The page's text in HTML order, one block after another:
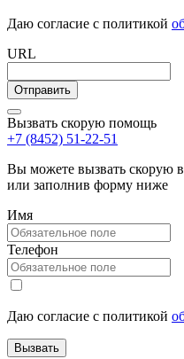
Даю согласие с политикой
URL
Вызвать скорую помощь
+7 (8452) 51-22-51
Вы можете вызвать скорую
или заполнив форму ниже
Имя
Телефон
Даю согласие с политикой